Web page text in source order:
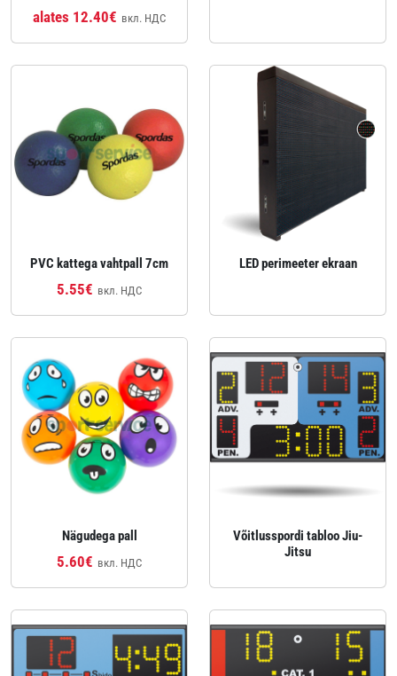
alates 12.40€ вкл. НДС
PVC kattega vahtpall 7cm
5.55€ вкл. НДС
LED perimeeter ekraan
Nägudega pall
5.60€ вкл. НДС
Võitlusspordi tabloo Jiu-
Jitsu